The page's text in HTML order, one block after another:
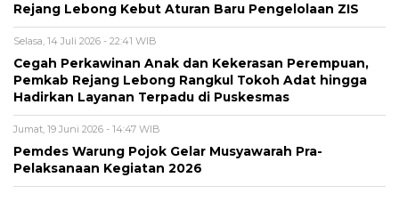
Rejang Lebong Kebut Aturan Baru Pengelolaan ZIS
Selasa, 14 Juli 2026 - 22:41 WIB
Cegah Perkawinan Anak dan Kekerasan Perempuan,
Pemkab Rejang Lebong Rangkul Tokoh Adat hingga
Hadirkan Layanan Terpadu di Puskesmas
Jumat, 19 Juni 2026 - 14:47 WIB
Pemdes Warung Pojok Gelar Musyawarah Pra-
Pelaksanaan Kegiatan 2026